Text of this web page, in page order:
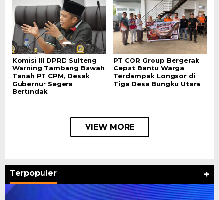
Komisi III DPRD Sulteng
Warning Tambang Bawah
Tanah PT CPM, Desak
Gubernur Segera
Bertindak
PT COR Group Bergerak
Cepat Bantu Warga
Terdampak Longsor di
Tiga Desa Bungku Utara
VIEW MORE
Terpopuler +